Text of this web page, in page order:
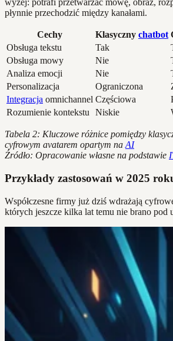
wyżej: potrafi przetwarzać mowę, obraz,
płynnie przechodzić między kanałami.
Cechy Klasyczny chatbot
Obsługa tekstu
Tak
Obsługa mowy
Nie
Analiza emocji
Nie
Personalizacja
Ograniczona
Integracja omnichannel Częściowa
Rozumienie kontekstu
Niskie
Tabela 2: Kluczowe różnice pomiędzy
cyfrowym avatarem opartym na AI
Źródło: Opracowanie własne na podstawie
Przykłady zastosowań w 2025
Współczesne firmy już dziś wdrażają
których jeszcze kilka lat temu nie brano pod